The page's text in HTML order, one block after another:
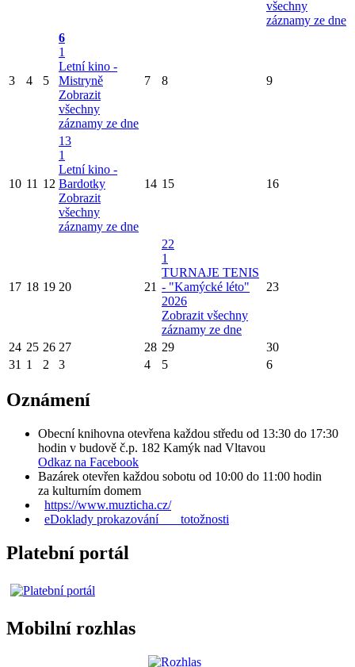
všechny
záznamy ze dne
3 4 5
6
1
Letní kino -
Mistryně
Zobrazit
všechny
záznamy ze dne
7 8 9
10 11 12
13
1
Letní kino -
Bardotky
Zobrazit
všechny
záznamy ze dne
14 15 16
17 18 19 20 21
22
1
TURNAJE TENIS
- "Kamýcké léto"
2026
Zobrazit všechny
záznamy ze dne
23
24 25 26 27 28 29
30
31 1 2 3 4 5 6
Oznámení
Obecní knihovna otevřena každou středu od 13:30 do 17:30
hodin v budově č.p. 182 Kamýk nad Vltavou
Odkaz na Facebook
Bazárek otevřen každou sobotu od 10:00 do 11:00 hodin
za kulturním domem
https://www.muzticha.cz/
eDoklady prokazování totožnosti
Platební portál
Mobilní rozhlas